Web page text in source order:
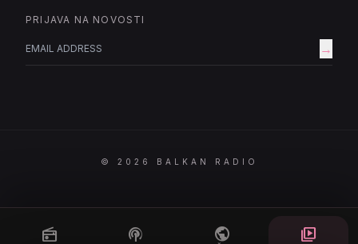
radio podcasts public video_library
PRIJAVA NA NOVOSTI
→
© 2026 BALKAN RADIO